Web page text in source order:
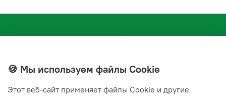
Длина, м 66
Тип продукта клейкая лента
+7(843) 210-20-24
🍪 Мы используем файлы Cookie
Этот веб‑сайт применяет файлы Cookie и другие